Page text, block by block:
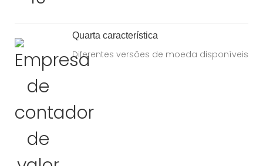
Quarta característica
Diferentes versões de moeda disponíveis